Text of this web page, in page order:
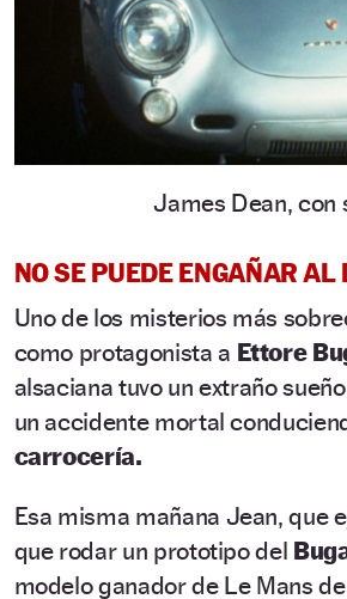
James Dean, con
NO SE PUEDE ENGAÑAR
Uno de los misterios más
como protagonista a Ettore
alsaciana tuvo un extraño
un accidente mortal
carrocería.
Esa misma mañana Jean, que
que rodar un prototipo del
modelo ganador de Le Mans